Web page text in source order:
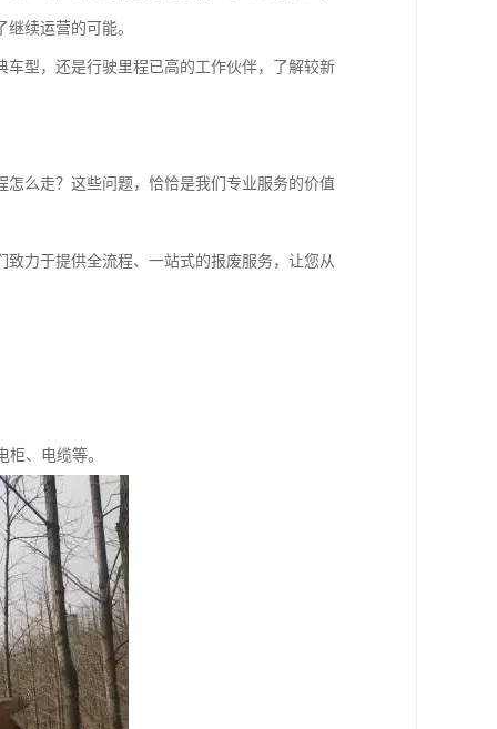
续运营的可能。
型，还是行驶里程已高的工作伙伴，了解较新
么走？这些问题，恰恰是我们专业服务的价值
力于提供全流程、一站式的报废服务，让您从
、电缆等。